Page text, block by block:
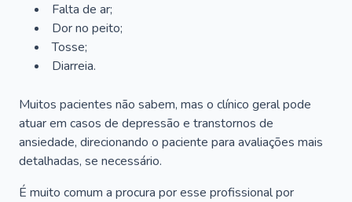
Falta de ar;
Dor no peito;
Tosse;
Diarreia.
Muitos pacientes não sabem, mas o clínico geral pode
atuar em casos de depressão e transtornos de
ansiedade, direcionando o paciente para avaliações mais
detalhadas, se necessário.
É muito comum a procura por esse profissional por